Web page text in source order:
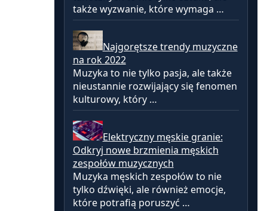
także wyzwanie, które wymaga …
Najgorętsze trendy muzyczne
na rok 2022
Muzyka to nie tylko pasja, ale także
nieustannie rozwijający się fenomen
kulturowy, który …
Elektryczny męskie granie:
Odkryj nowe brzmienia męskich
zespołów muzycznych
Muzyka męskich zespołów to nie
tylko dźwięki, ale również emocje,
które potrafią poruszyć …